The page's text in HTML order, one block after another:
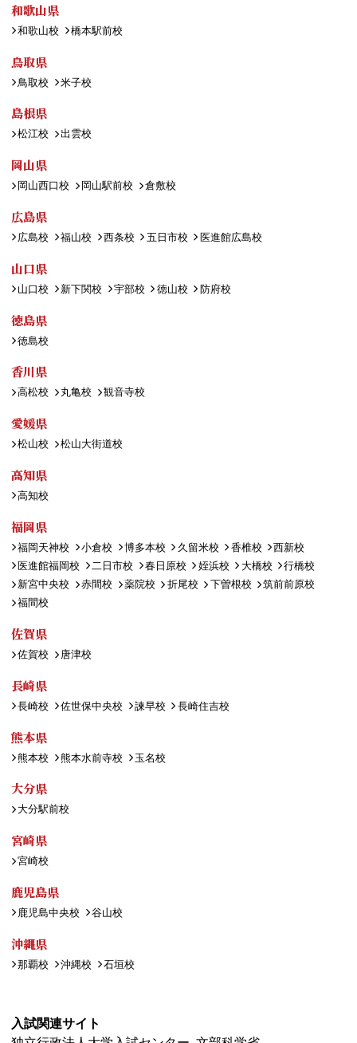
和歌山県
和歌山校 橋本駅前校
鳥取県
鳥取校 米子校
島根県
松江校 出雲校
岡山県
岡山西口校 岡山駅前校 倉敷校
広島県
広島校 福山校 西条校 五日市校 医進館広島校
山口県
山口校 新下関校 宇部校 徳山校 防府校
徳島県
徳島校
香川県
高松校 丸亀校 観音寺校
愛媛県
松山校 松山大街道校
高知県
高知校
福岡県
福岡天神校 小倉校 博多本校 久留米校 香椎校
西新校
医進館福岡校
二日市校 春日原校 姪浜校 大橋校
行橋校
新宮中央校
赤間校 薬院校 折尾校 下曽根校
筑前前原校
福間校
佐賀県
佐賀校 唐津校
長崎県
長崎校 佐世保中央校 諫早校 長崎住吉校
熊本県
熊本校 熊本水前寺校 玉名校
大分県
大分駅前校
宮崎県
宮崎校
鹿児島県
鹿児島中央校 谷山校
沖縄県
那覇校 沖縄校 石垣校
入試関連サイト